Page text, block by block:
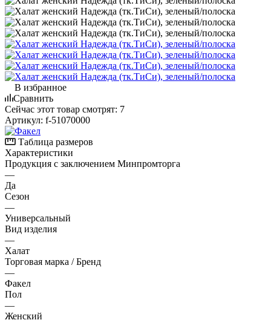
В избранное
Сравнить
Сейчас этот товар смотрят: 7
Артикул: f-51070000
Таблица размеров
Характеристики
Продукция с заключением Минпромторга
—
Да
Сезон
—
Универсальный
Вид изделия
—
Халат
Торговая марка / Бренд
—
Факел
Пол
—
Женский